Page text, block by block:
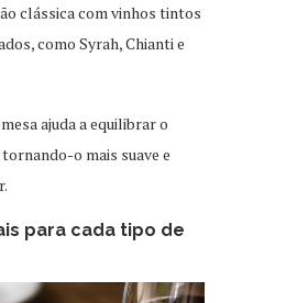
clássica com vinhos tintos
como Syrah, Chianti e
ajuda a equilibrar o
o mais suave e
para cada tipo de